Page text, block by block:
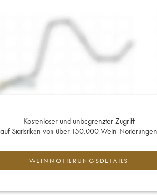
Kostenloser und unbegrenzter Zugriff
auf Statistiken von über 150.000 Wein-Notierungen
WEINNOTIERUNGSDETAILS